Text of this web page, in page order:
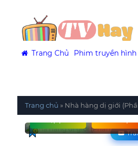
Trang Chủ Phim truyền hình
Trang chủ » Nhà hàng dị giới